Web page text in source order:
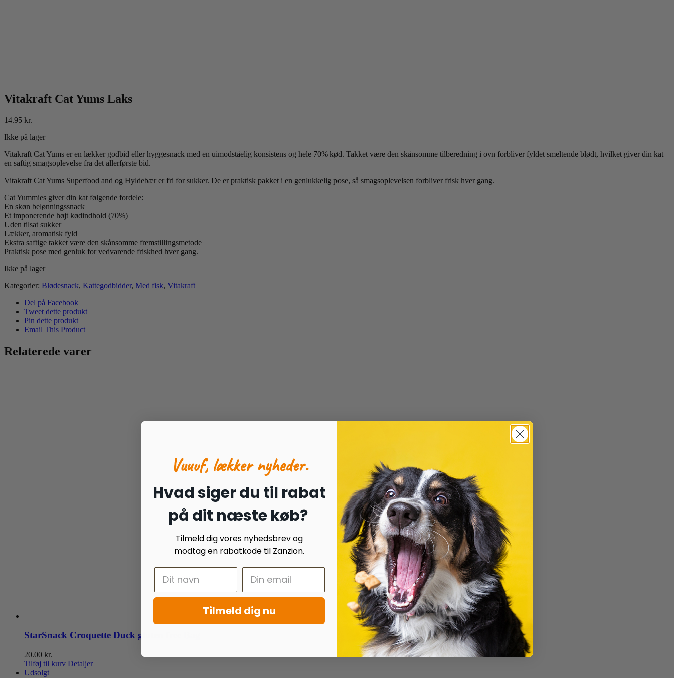
Vitakraft Cat Yums Laks
14.95 kr.
Ikke på lager
Vitakraft Cat Yums er en lækker godbid eller hyggesnack med en uimodståelig konsistens og hele 70% kød. Takket være den skånsomme tilberedning i ovn forbliver fyldet smeltende blødt, hvilket giver din kat
en saftig smagsoplevelse fra det allerførste bid.
Vitakraft Cat Yums Superfood and og Hyldebær er fri for sukker. De er praktisk pakket i en genlukkelig pose, så smagsoplevelsen forbliver frisk hver gang.
Cat Yummies giver din kat følgende fordele:
En skøn belønningssnack
Et imponerende højt kødindhold (70%)
Uden tilsat sukker
Lækker, aromatisk fyld
Ekstra saftige takket være den skånsomme fremstillingsmetode
Praktisk pose med genluk for vedvarende friskhed hver gang.
Ikke på lager
Kategorier: Blødesnack, Kattegodbidder, Med fisk, Vitakraft
Del på Facebook
Tweet dette produkt
Pin dette produkt
Email This Product
Relaterede varer
StarSnack Croquette Duck gluten free Bag
20.00 kr.
Tilføj til kurv Detaljer
Udsolgt
Vuuuf, lækker nyheder.
Hvad siger du til rabat
på dit næste køb?
Tilmeld dig vores nyhedsbrev og
modtag en rabatkode til Zanzion.
Tilmeld dig nu